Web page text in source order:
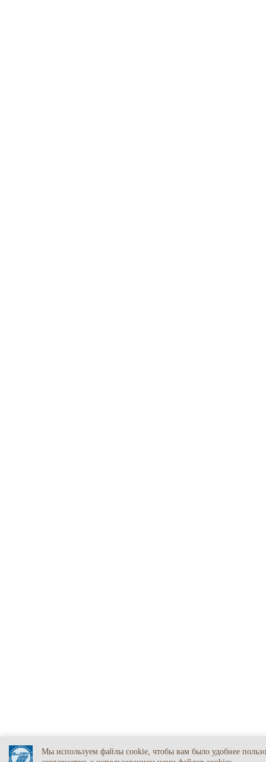
Мы используем файлы cookie, чтобы вам было удобнее